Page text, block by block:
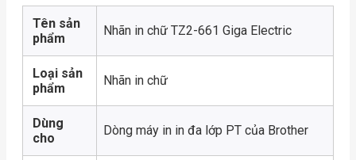
Tên sản
phẩm
Nhãn in chữ TZ2-661 Giga Electric
Loại sản
phẩm
Nhãn in chữ
Dùng
cho
Dòng máy in in đa lớp PT của Brother